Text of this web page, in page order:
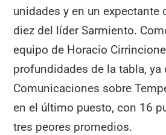
unidades y en un expectante
diez del líder Sarmiento.
equipo de Horacio
profundidades de la tabla,
Comunicaciones sobre
en el último puesto, con 16
tres peores promedios.